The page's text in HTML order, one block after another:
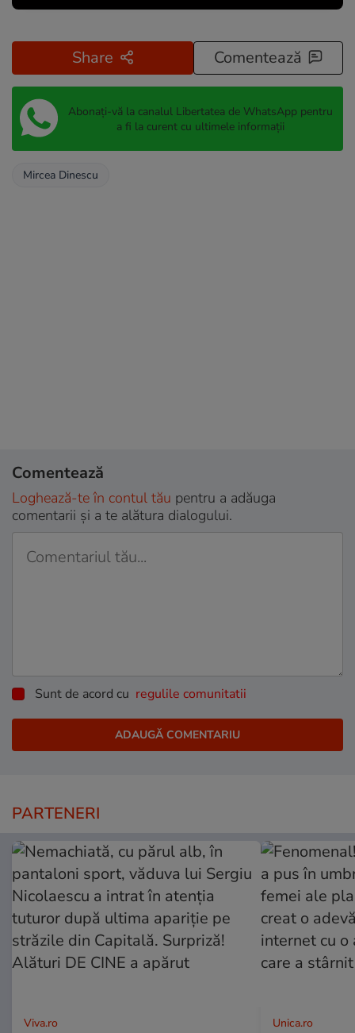
Share Comentează
Abonați-vă la canalul Libertatea de WhatsApp pentru
a fi la curent cu ultimele informații
Mircea Dinescu
Comentează
Loghează-te în contul tău pentru a adăuga
comentarii și a te alătura dialogului.
Sunt de acord cu regulile comunitatii
PARTENERI
Viva.ro Unica.ro